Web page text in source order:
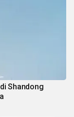
Shandong